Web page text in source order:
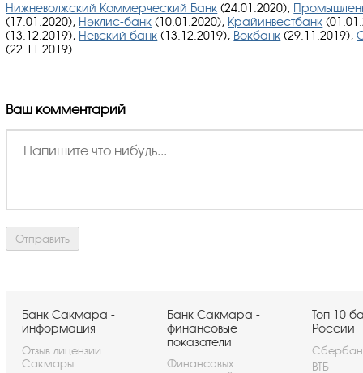
Нижневолжский Коммерческий Банк (24.01.2020),
(17.01.2020), Нэклис-банк (10.01.2020), Крайинвестбанк
(13.12.2019), Невский банк (13.12.2019), Вокбанк (29.11.2019),
(22.11.2019).
Ваш комментарий
Банк Сакмара -
информация
Отзыв лицензии
Сакмары
Банк Сакмара -
финансовые
показатели
Финансовых
Топ 10
России
ВТБ